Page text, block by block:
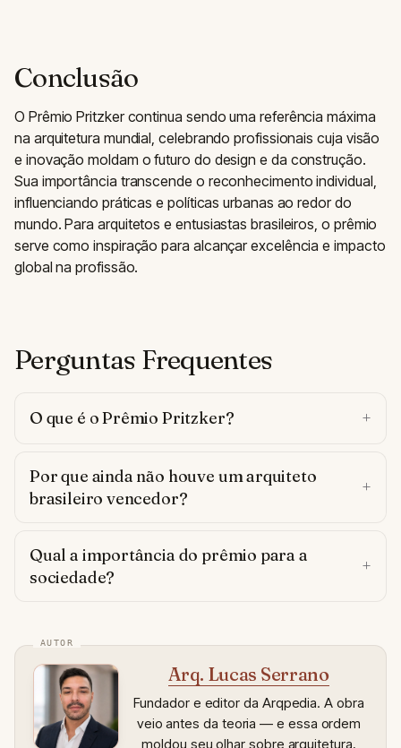
Conclusão
O Prêmio Pritzker continua sendo uma referência máxima
na arquitetura mundial, celebrando profissionais cuja visão
e inovação moldam o futuro do design e da construção.
Sua importância transcende o reconhecimento individual,
influenciando práticas e políticas urbanas ao redor do
mundo. Para arquitetos e entusiastas brasileiros, o prêmio
serve como inspiração para alcançar excelência e impacto
global na profissão.
Perguntas Frequentes
O que é o Prêmio Pritzker?
Por que ainda não houve um arquiteto
brasileiro vencedor?
Qual a importância do prêmio para a
sociedade?
Arq. Lucas Serrano
Fundador e editor da Arqpedia. A obra
veio antes da teoria — e essa ordem
moldou seu olhar sobre arquitetura,